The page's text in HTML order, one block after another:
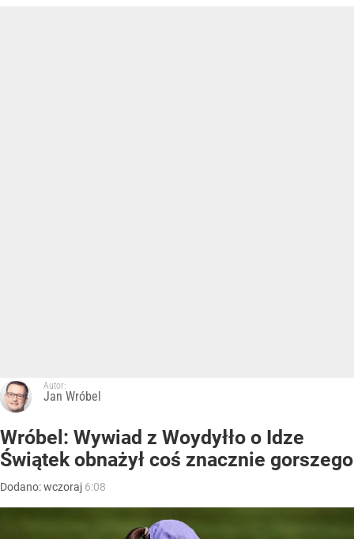
Autor:
Jan Wróbel
Wróbel: Wywiad z Woydyłło o Idze
Świątek obnażył coś znacznie gorszego
Dodano:wczoraj 6:08